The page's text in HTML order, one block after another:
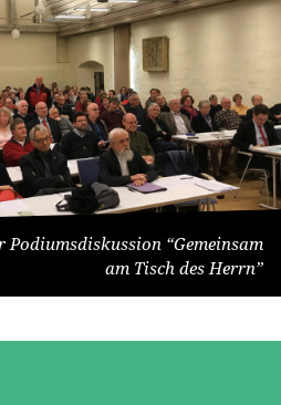
Podiumsdiskussion “Gemeinsam
am Tisch des Herrn”